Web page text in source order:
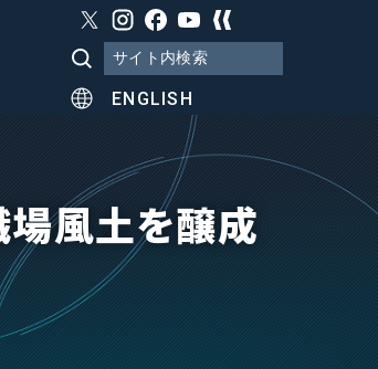
ENGLISH
場風土を醸成